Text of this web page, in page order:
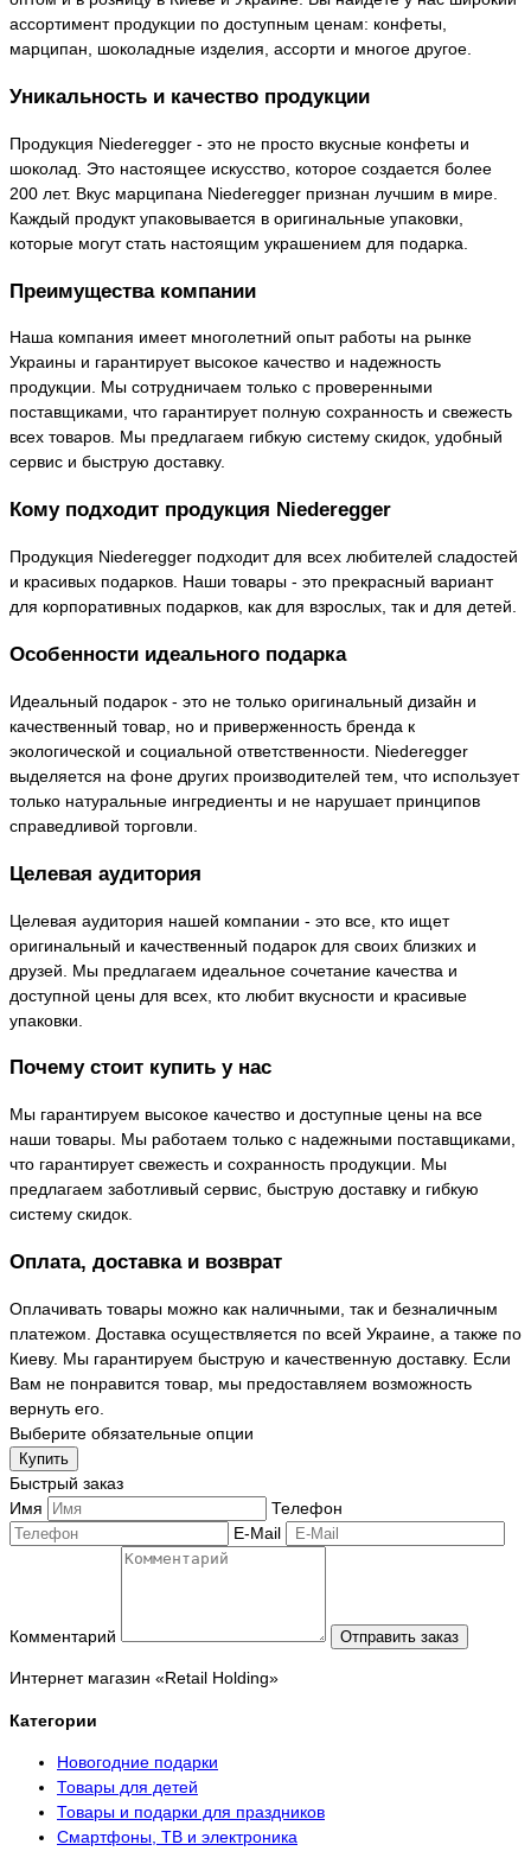
ассортимент продукции по доступным ценам: конфеты,
марципан, шоколадные изделия, ассорти и многое другое.
Уникальность и качество продукции
Продукция Niederegger - это не просто вкусные конфеты и
шоколад. Это настоящее искусство, которое создается более
200 лет. Вкус марципана Niederegger признан лучшим в мире.
Каждый продукт упаковывается в оригинальные упаковки,
которые могут стать настоящим украшением для подарка.
Преимущества компании
Наша компания имеет многолетний опыт работы на рынке
Украины и гарантирует высокое качество и надежность
продукции. Мы сотрудничаем только с проверенными
поставщиками, что гарантирует полную сохранность и свежесть
всех товаров. Мы предлагаем гибкую систему скидок, удобный
сервис и быструю доставку.
Кому подходит продукция Niederegger
Продукция Niederegger подходит для всех любителей сладостей
и красивых подарков. Наши товары - это прекрасный вариант
для корпоративных подарков, как для взрослых, так и для детей.
Особенности идеального подарка
Идеальный подарок - это не только оригинальный дизайн и
качественный товар, но и приверженность бренда к
экологической и социальной ответственности. Niederegger
выделяется на фоне других производителей тем, что использует
только натуральные ингредиенты и не нарушает принципов
справедливой торговли.
Целевая аудитория
Целевая аудитория нашей компании - это все, кто ищет
оригинальный и качественный подарок для своих близких и
друзей. Мы предлагаем идеальное сочетание качества и
доступной цены для всех, кто любит вкусности и красивые
упаковки.
Почему стоит купить у нас
Мы гарантируем высокое качество и доступные цены на все
наши товары. Мы работаем только с надежными поставщиками,
что гарантирует свежесть и сохранность продукции. Мы
предлагаем заботливый сервис, быструю доставку и гибкую
систему скидок.
Оплата, доставка и возврат
Оплачивать товары можно как наличными, так и безналичным
платежом. Доставка осуществляется по всей Украине, а также по
Киеву. Мы гарантируем быструю и качественную доставку. Если
Вам не понравится товар, мы предоставляем возможность
вернуть его.
Выберите обязательные опции
Купить
Быстрый заказ
Имя
Телефон
E-Mail
Комментарий Отправить заказ
Интернет магазин «Retail Holding»
Категории
Новогодние подарки
Товары для детей
Товары и подарки для праздников
Смартфоны, ТВ и электроника